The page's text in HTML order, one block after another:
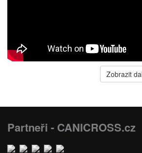
Zobrazit
Partneři - CANICROSS.cz